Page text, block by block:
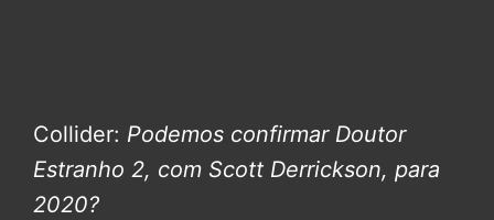
Collider: Podemos confirmar Doutor
Estranho 2, com Scott Derrickson, para
2020?